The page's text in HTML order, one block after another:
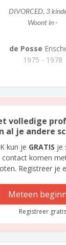
DIVORCED, 3
Woont in -
de Posse
1975 - 1978
volledige
al je andere
kun je GRATIS je
contact komen
Registreer je
Meteen
Registreer gratis